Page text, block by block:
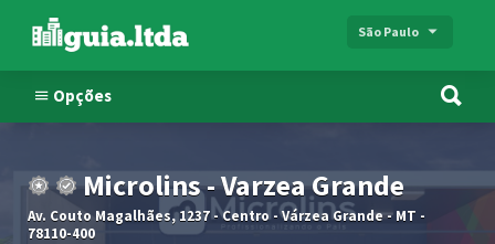
São Paulo
Opções
Microlins - Varzea Grande
Av. Couto Magalhães, 1237 - Centro - Várzea Grande - MT -
78110-400